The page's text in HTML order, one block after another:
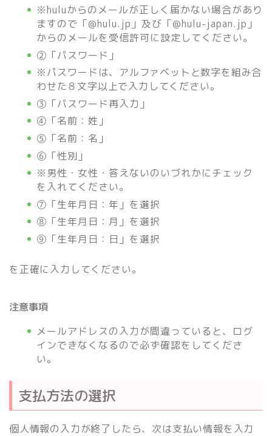
※huluからのメールが正しく届かない場合があり
ますので「@hulu.jp」及び「@hulu-japan.jp」
からのメールを受信許可に設定してください。
②「パスワード」
※パスワードは、 アルファベットと数字を組み合
わせた８文字以上で入力してください。
③「パスワード再入力」
④「名前：姓」
⑤「名前：名」
⑥「性別」
※男性・女性・答えないのいづれかにチェック
を入れてください。
⑦「生年月日：年」を選択
⑧「生年月日：月」を選択
⑨「生年月日：日」を選択
を正確に入力してください。
注意事項
メールアドレスの入力が間違っていると、ログ
インできなくなるので必ず確認をしてくださ
い。
支払方法の選択
個人情報の入力が終了したら、次は支払い情報を入力